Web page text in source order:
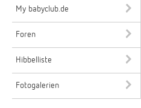
My babyclub.de
Foren
Hibbelliste
Fotogalerien